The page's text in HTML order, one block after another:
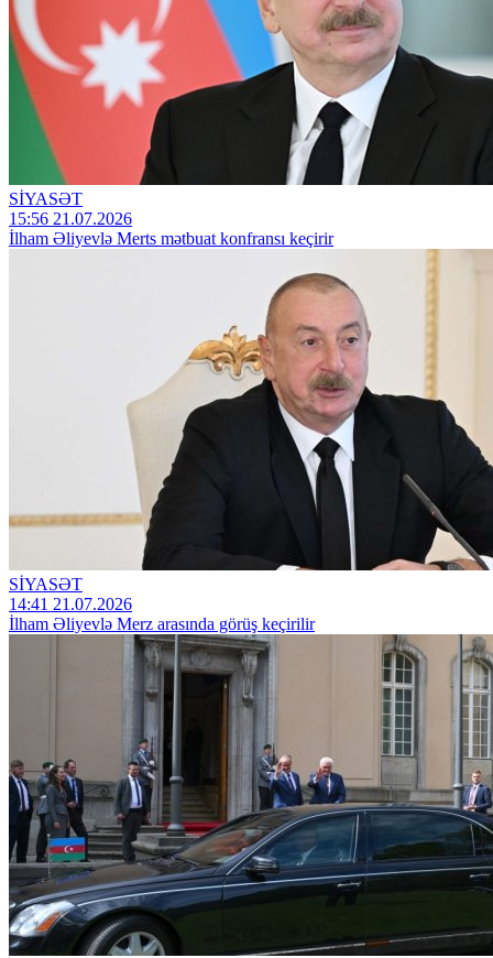
SİYASƏT
15:56 21.07.2026
İlham Əliyevlə Merts mətbuat konfransı keçirir
SİYASƏT
14:41 21.07.2026
İlham Əliyevlə Merz arasında görüş keçirilir